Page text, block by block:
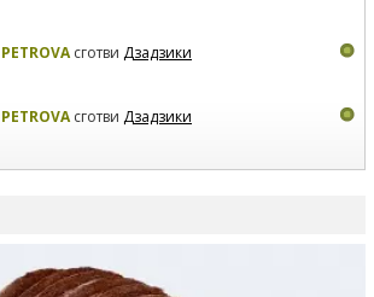
сготви Дзадзики
сготви Дзадзики